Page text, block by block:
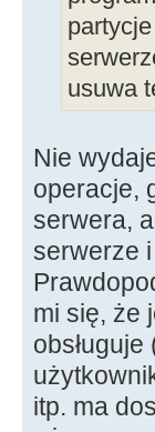
usuwa
Nie
operacje,
serwera,
serwerze
mi się, że
itp. ma